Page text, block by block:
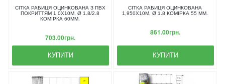
СІТКА РАБИЦЯ ОЦИНКОВАНА З ПВХ
ПОКРИТТЯМ 1,0X10М, Ø 1.8/2.8
КОМІРКА 60ММ.
703.00грн.
КУПИТИ
СІТКА РАБИЦЯ ОЦИНКОВАНА
1,950X10М, Ø 1.8 КОМІРКА 55 ММ.
861.00грн.
КУПИТИ